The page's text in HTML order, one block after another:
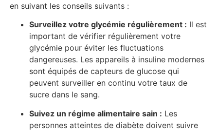
en suivant les conseils suivants :
Surveillez votre glycémie régulièrement : Il est
important de vérifier régulièrement votre
glycémie pour éviter les fluctuations
dangereuses. Les appareils à insuline modernes
sont équipés de capteurs de glucose qui
peuvent surveiller en continu votre taux de
sucre dans le sang.
Suivez un régime alimentaire sain : Les
personnes atteintes de diabète doivent suivre